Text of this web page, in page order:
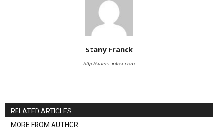
Stany Franck
http://sacer-infos.com
RELATED ARTICLES
MORE FROM AUTHOR